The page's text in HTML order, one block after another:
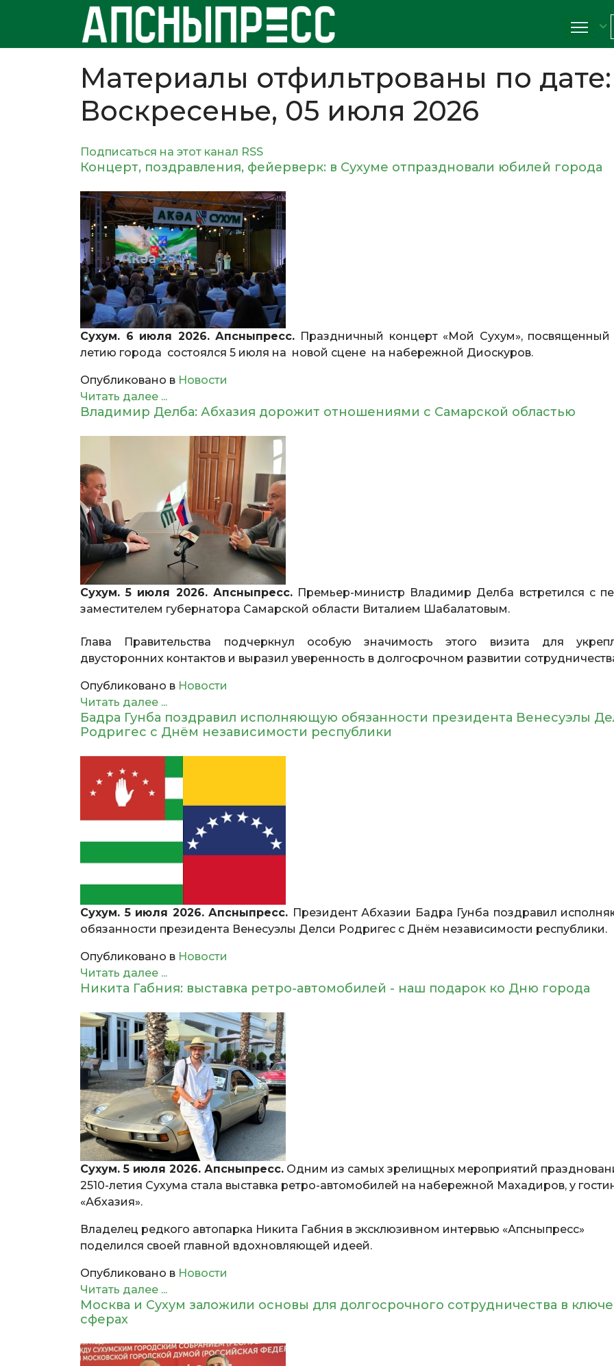
Материалы отфильтрованы по дате:
Воскресенье, 05 июля 2026
Подписаться на этот канал RSS
Концерт, поздравления, фейерверк: в Сухуме отпраздновали юбилей города
Сухум. 6 июля 2026. Апсныпресс. Праздничный концерт «Мой Сухум», посвященный
летию города состоялся 5 июля на новой сцене на набережной Диоскуров.
Опубликовано в Новости
Читать далее ...
Владимир Делба: Абхазия дорожит отношениями с Самарской областью
Сухум. 5 июля 2026. Апсныпресс.Премьер-министр Владимир Делба встретился с
заместителем губернатора Самарской области Виталием Шабалатовым.
Глава Правительства подчеркнул особую значимость этого визита для
двусторонних контактов и выразил уверенность в долгосрочном развитии
Опубликовано в Новости
Читать далее ...
Бадра Гунба поздравил исполняющую обязанности президента Венесуэлы
Родригес с Днём независимости республики
Сухум. 5 июля 2026. Апсныпресс. Президент Абхазии Бадра Гунба поздравил
обязанности президента Венесуэлы Делси Родригес с Днём независимости республики.
Опубликовано в Новости
Читать далее ...
Никита Габния: выставка ретро-автомобилей - наш подарок ко Дню города
Сухум. 5 июля 2026. Апсныпресс. Одним из самых зрелищных мероприятий
2510-летия Сухума стала выставка ретро-автомобилей на набережной Махадиров, у
«Абхазия».
Владелец редкого автопарка Никита Габния в эксклюзивном интервью «Апсныпресс»
поделился своей главной вдохновляющей идеей.
Опубликовано в Новости
Читать далее ...
Москва и Сухум заложили основы для долгосрочного сотрудничества в
сферах